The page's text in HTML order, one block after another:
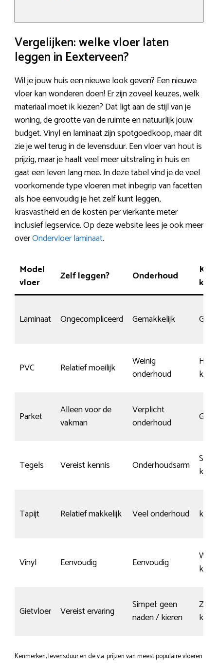
Vergelijken: welke vloer laten
leggen in Eexterveen?
Wil je jouw huis een nieuwe look geven? Een nieuwe
vloer kan wonderen doen! Er zijn zoveel keuzes, welk
materiaal moet ik kiezen? Dat ligt aan de stijl van je
woning, de grootte van de ruimte en natuurlijk jouw
budget. Vinyl en laminaat zijn spotgoedkoop, maar dit
zie je wel terug in de levensduur. Een vloer van hout is
prijzig, maar je haalt veel meer uitstraling in huis en
gaat een leven lang mee. In deze tabel vind je de veel
voorkomende type vloeren met inbegrip van facetten
als hoe eenvoudig je het zelf kunt leggen,
krasvastheid en de kosten per vierkante meter
inclusief legservice. Op deze website lees je ook meer
overOndervloer laminaat.
Model
vloer
Zelf leggen? Onderhoud
Laminaat Ongecompliceerd Gemakkelijk
PVC Relatief moeilijk
Weinig
onderhoud
Heel
Parket
Alleen voor de
vakman
Verplicht
onderhoud
Tegels Vereist kennis Onderhoudsarm
Slijt-
Tapijt Relatief makkelijk Veel onderhoud
Vinyl Eenvoudig Eenvoudig
Gietvloer Vereist ervaring
Simpel: geen
naden / kieren
Zeer
Kenmerken, levensduur en de v.a. prijzen van meest populaire vloeren